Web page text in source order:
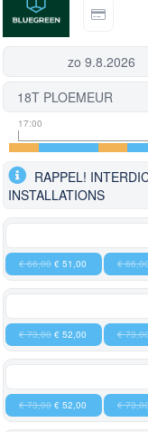
18T PLOEMEUR
Tee
tijd
Flight
informatie
Deze
tijd
momenteel
geblokkeerd
17:00
RAPPEL!
INSTALLATIONS
€ 66,00 € 51,00 €
€ 73,00 € 52,00 €
€ 73,00 € 52,00 €